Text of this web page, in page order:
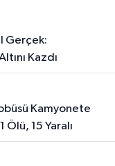
Kazdı
Ölü, 15 Yaralı